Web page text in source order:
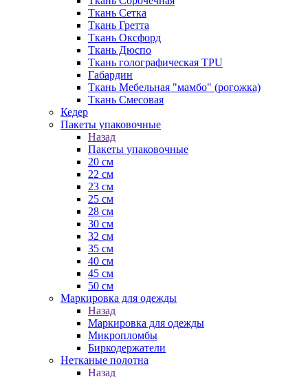
Ткань Сетка
Ткань Гретта
Ткань Оксфорд
Ткань Дюспо
Ткань голографическая TPU
Габардин
Ткань Мебельная "мамбо" (рогожка)
Ткань Смесовая
Кедер
Пакеты упаковочные
Назад
Пакеты упаковочные
20 см
22 см
23 см
25 см
28 см
30 см
32 см
35 см
40 см
45 см
50 см
Маркировка для одежды
Назад
Маркировка для одежды
Микропломбы
Биркодержатели
Нетканые полотна
Назад